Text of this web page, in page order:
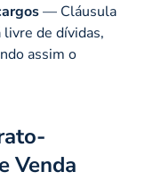
— Cláusula
de dívidas,
assim o
Venda